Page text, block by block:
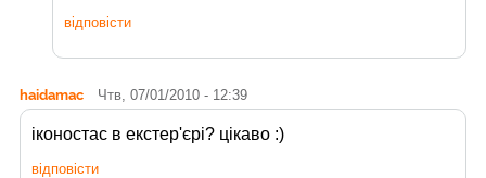
відповісти
haidamac Чтв, 07/01/2010 - 12:39
іконостас в екстер'єрі? цікаво :)
відповісти